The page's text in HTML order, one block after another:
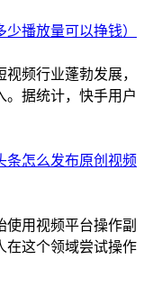
播放量可以挣钱）
频行业蓬勃发展，
。据统计，快手用户
条怎么发布原创视频
使用视频平台操作副
在这个领域尝试操作